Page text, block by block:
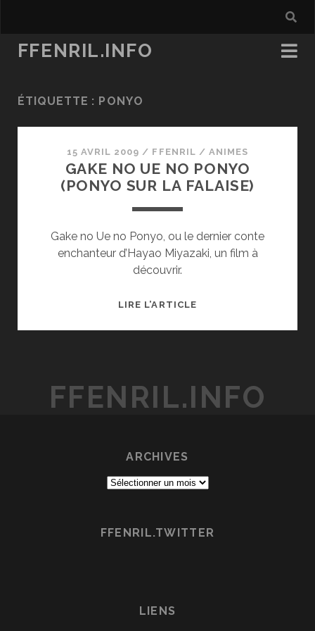
FFENRIL.INFO
ÉTIQUETTE : PONYO
15 AVRIL 2009 / FFENRIL / ANIMES
GAKE NO UE NO PONYO
(PONYO SUR LA FALAISE)
Gake no Ue no Ponyo, ou le dernier conte
enchanteur d’Hayao Miyazaki, un film à
découvrir.
LIRE L’ARTICLEGAKE
(PONYO
SUR
FFENRIL.INFO
ARCHIVES
Archives
FFENRIL.TWITTER
LIENS